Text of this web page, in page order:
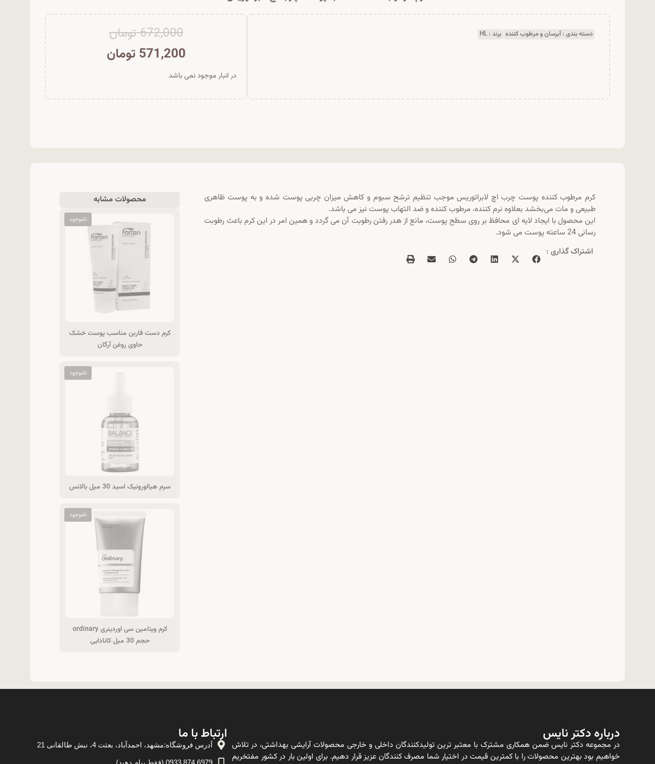
دسته بندی :آبرسان و مرطوب کننده برند : HL
672,000تومان
571,200 تومان
در انبار موجود نمی باشد
کرم مرطوب کننده پوست چرب اچ لابراتوریس موجب تنظیم ترشح سبوم و کاهش میزان چربی پوست شده و به پوست ظاهری
طبیعی و مات می‌بخشد بعلاوه نرم کننده، مرطوب کننده و ضد التهاب پوست نیز می باشد.
این محصول با ایجاد لایه ای محافظ بر روی سطح پوست، مانع از هدر رفتن رطوبت آن می گردد و همین امر در این کرم باعث رطوبت
رسانی 24 ساعته پوست می شود.
اشتراک گذاری :
محصولات مشابه
کرم دست فاربن مناسب پوست خشک
حاوی روغن آرگان
سرم هيالورونيک اسيد 30 ميل بالانس
کرم ویتامین سی اوردینری ordinary
حجم 30 میل کانادایی
درباره دکتر نایس
در مجموعه دکتر نایس ضمن همکاری مشترک با معتبر ترین تولیدکنندگان داخلی و خارجی محصولات آرایشی بهداشتی، در تلاش
خواهیم بود بهترین محصولات را با کمترین قیمت در اختیار شما مصرف کنندگان عزیز قرار دهیم. برای اولین بار در کشور مفتخریم
ارتباط با ما
آدرس فروشگاه:مشهد، احمدآباد، بعثت 4، نبش طالقانی 21
6979 874 0933 (فقط پیام دهید)